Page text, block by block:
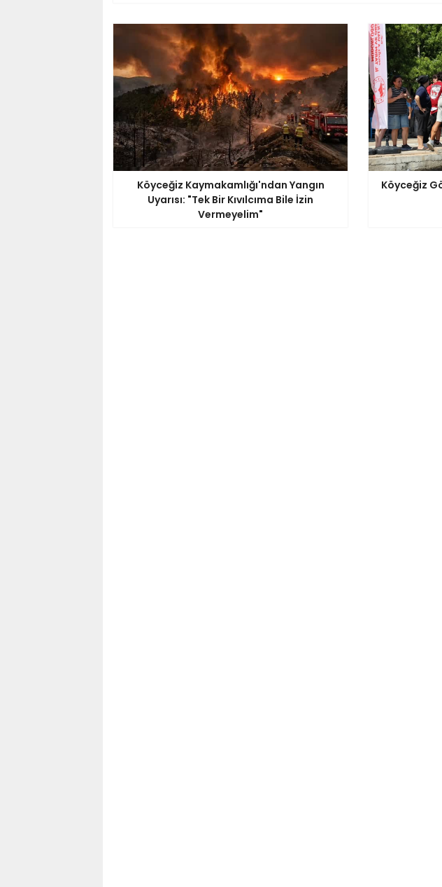
Köyceğiz Kaymakamlığı'ndan Yangın
Uyarısı: "Tek Bir Kıvılcıma Bile İzin
Vermeyelim"
Köyceğiz